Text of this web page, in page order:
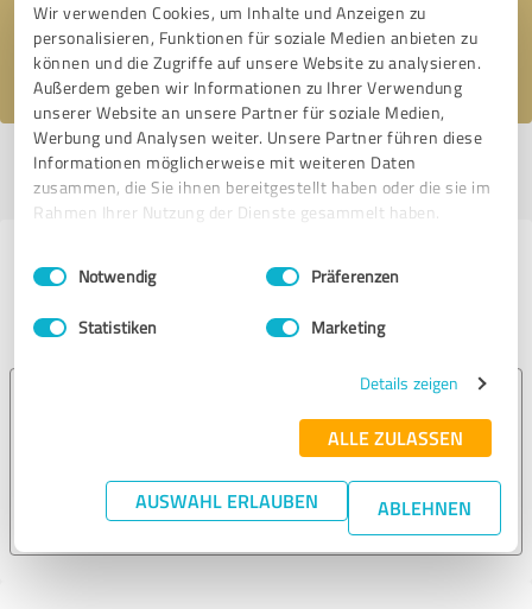
Wir verwenden Cookies, um Inhalte und Anzeigen zu
personalisieren, Funktionen für soziale Medien anbieten zu
können und die Zugriffe auf unsere Website zu analysieren.
Außerdem geben wir Informationen zu Ihrer Verwendung
unserer Website an unsere Partner für soziale Medien,
Werbung und Analysen weiter. Unsere Partner führen diese
Informationen möglicherweise mit weiteren Daten
zusammen, die Sie ihnen bereitgestellt haben oder die sie im
Rahmen Ihrer Nutzung der Dienste gesammelt haben.
Impressum Datenschutzbestimmungen
Einwilligungsauswahl
Notwendig Präferenzen
Statistiken Marketing
Details zeigen
ALLE ZULASSEN
AUSWAHL ERLAUBEN ABLEHNEN
Ich stimme denDatenschutzbestimmungenzu.
Profil aktiv seit 14.03.2021 |Letzte Aktualisierung: 08.08.2026
melden
Erfahrungen zu weiteren
Rechtsdienstleistungen
4.85 von 5